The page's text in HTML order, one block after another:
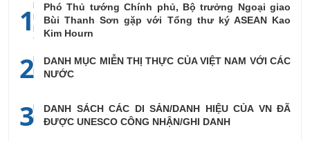
1
Phó Thủ tướng Chính phủ, Bộ trưởng Ngoại giao
Bùi Thanh Sơn gặp với Tổng thư ký ASEAN Kao
Kim Hourn
2
DANH MỤC MIỄN THỊ THỰC CỦA VIỆT NAM VỚI CÁC
NƯỚC
3
DANH SÁCH CÁC DI SẢN/DANH HIỆU CỦA VN ĐÃ
ĐƯỢC UNESCO CÔNG NHẬN/GHI DANH